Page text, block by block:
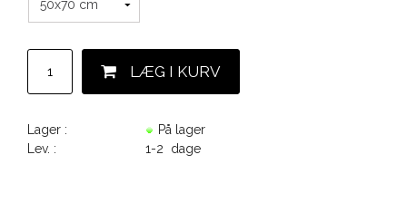
Lager :
På lager
Lev. :
1-2 dage